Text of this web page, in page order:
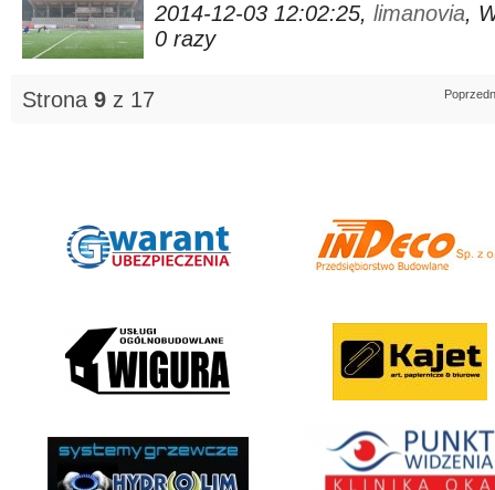
2014-12-03 12:02:25, limanovia,
0 razy
Strona 9 z 17